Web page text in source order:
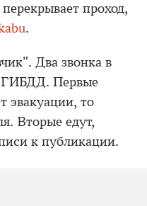
проход,
.
Два звонка в
ГИБДД. Первые
эвакуации, то
Вторые едут,
к публикации.